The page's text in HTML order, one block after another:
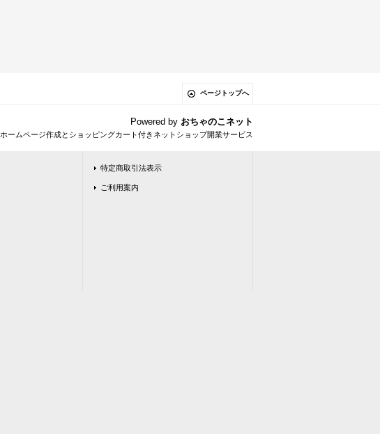
ページトップへ
Powered by おちゃのこネット
ホームページ作成とショッピングカート付きネットショップ開業サービス
特定商取引法表示
ご利用案内